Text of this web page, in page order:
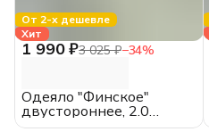
От 2-х дешевле
Хит
1 990 ₽3 025 ₽−34%
Одеяло "Финское"
двустороннее, 2.0
спальное, всесезонное,